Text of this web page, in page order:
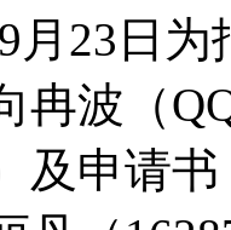
月23日
冉波（
及申请